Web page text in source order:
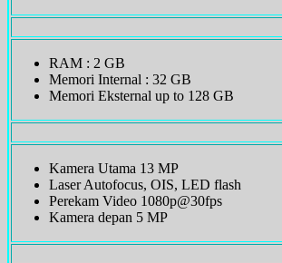
RAM : 2 GB
Memori Internal : 32 GB
Memori Eksternal up to 128 GB
Kamera Utama 13 MP
Laser Autofocus, OIS, LED flash
Perekam Video 1080p@30fps
Kamera depan 5 MP